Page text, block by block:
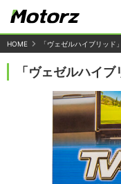
HOME 「ヴェゼルハイブリッド
「ヴェゼルハイ